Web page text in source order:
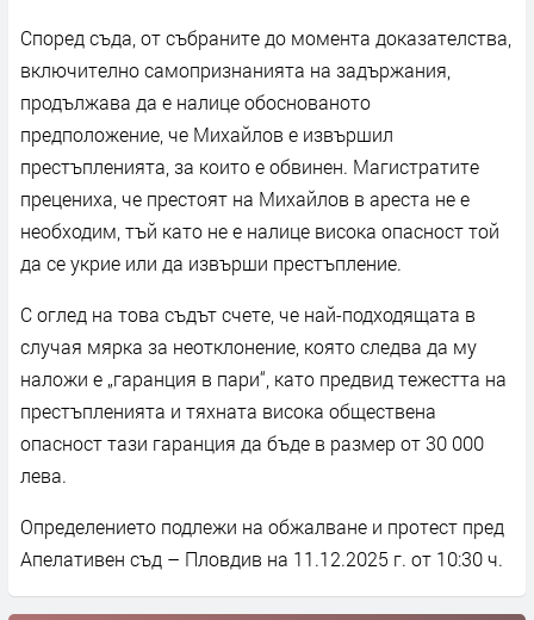
Според съда, от събраните до момента доказателства,
включително самопризнанията на задържания,
продължава да е налице обоснованото
предположение, че Михайлов е извършил
престъпленията, за които е обвинен. Магистратите
прецениха, че престоят на Михайлов в ареста не е
необходим, тъй като не е налице висока опасност той
да се укрие или да извърши престъпление.
С оглед на това съдът счете, че най-подходящата в
случая мярка за неотклонение, която следва да му
наложи е „гаранция в пари“, като предвид тежестта на
престъпленията и тяхната висока обществена
опасност тази гаранция да бъде в размер от 30 000
лева.
Определението подлежи на обжалване и протест пред
Апелативен съд – Пловдив на 11.12.2025 г. от 10:30 ч.